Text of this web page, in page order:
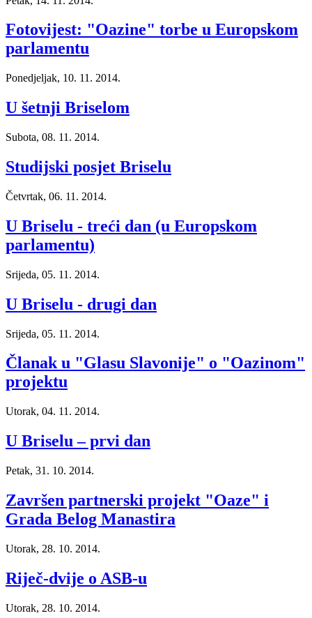
Fotovijest: "Oazine" torbe u Europskom
parlamentu
Ponedjeljak, 10. 11. 2014.
U šetnji Briselom
Subota, 08. 11. 2014.
Studijski posjet Briselu
Četvrtak, 06. 11. 2014.
U Briselu - treći dan (u Europskom
parlamentu)
Srijeda, 05. 11. 2014.
U Briselu - drugi dan
Srijeda, 05. 11. 2014.
Članak u "Glasu Slavonije" o "Oazinom"
projektu
Utorak, 04. 11. 2014.
U Briselu – prvi dan
Petak, 31. 10. 2014.
Završen partnerski projekt "Oaze" i
Grada Belog Manastira
Utorak, 28. 10. 2014.
Riječ-dvije o ASB-u
Utorak, 28. 10. 2014.